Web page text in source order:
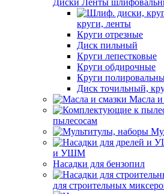
Диски Ленты
круги, ленты
Круги отрезные
Диск пильный
Круги лепестковые
Круги обдирочные
Круги
Диск точильный,
Масла и
пылесосам
и УШМ
Насадки для бензопил
для строительных